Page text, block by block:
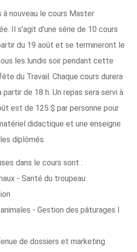
à nouveau le cours Master
Il s'agit d'une série de 10 cours
du 19 août et se termineront le
les lundis soir pendant cette
du Travail. Chaque cours durera
partir de 18 h. Un repas sera servi à
est de 125 $ par personne pour
didactique et une enseigne
diplômés.
dans le cours sont :
- Santé du troupeau
- Gestion des pâturages I
de dossiers et marketing